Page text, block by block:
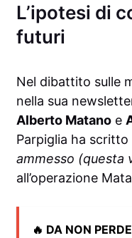
L’ipotesi di
futuri
Nel dibattito sulle
nella sua
Alberto Matano e
Parpiglia ha scritto
ammesso (questa
all’operazione
🔥 DA NON